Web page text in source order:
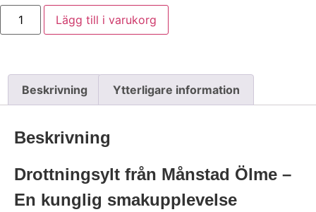
Lägg till i varukorg
Beskrivning Ytterligare information
Beskrivning
Drottningsylt från Månstad Ölme –
En kunglig smakupplevelse